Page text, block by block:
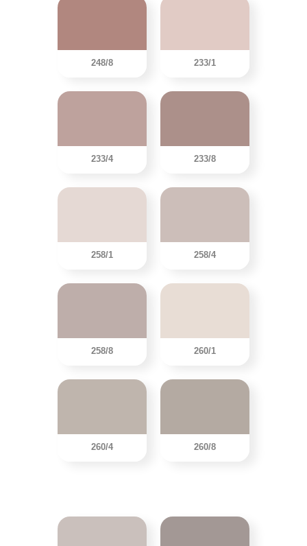
248/8 233/1
233/4 233/8
258/1 258/4
258/8 260/1
260/4 260/8